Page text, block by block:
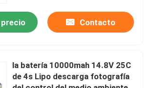
eléctrica
del abejón
Contacto
la batería 10000mah 14.8V 25C
de 4s Lipo descarga fotografía